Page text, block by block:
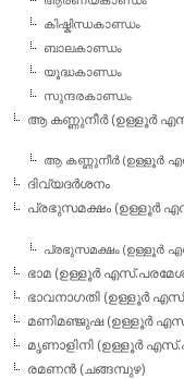
കിഷ്കിന്ധകാണ്ഡം
ബാലകാണ്ഡം
യൂദ്ധകാണ്ഡം
സുന്ദരകാണ്ഡം
ആ കണ്ണുനീര്‍ (ഉള്ളൂര്‍
ആ കണ്ണുനീര്‍ (ഉള്ളൂര്‍
ദിവ്യദര്‍ശനം
പ്രഭുസമക്ഷം (ഉള്ളൂര്‍
പ്രഭുസമക്ഷം (ഉള്ളൂര്‍
ഭാമ (ഉള്ളൂര്‍
ഭാവനാഗതി (ഉള്ളൂര്‍
മണിമഞ്ജുഷ (ഉള്ളൂര്‍
മൃണാളിനി (ഉള്ളൂര്‍
രമണന്‍ (ചങ്ങമ്പുഴ)